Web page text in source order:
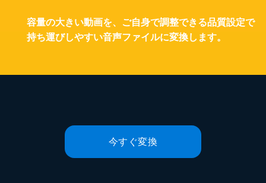
容量の大きい動画を、ご自身で調整できる品質設定で
持ち運びしやすい音声ファイルに変換します。
今すぐ変換